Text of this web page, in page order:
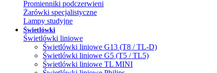
Promienniki podczerwieni
Żarówki specjalistyczne
Lampy studyjne
Świetlówki
Świetlówki liniowe
Świetlówki liniowe G13 (T8 / TL-D)
Świetlówki liniowe G5 (T5 / TL5)
Świetlówki liniowe TL MINI